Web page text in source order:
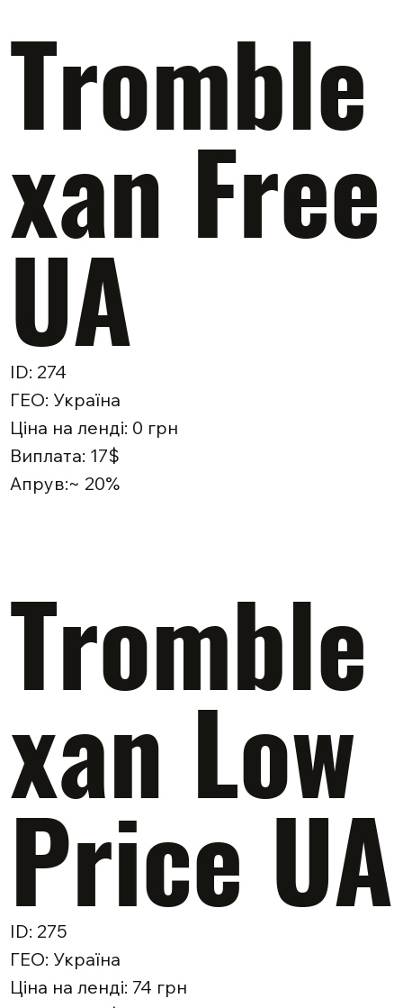
Tromble
xan Free
UA
ID: 274
ГЕО: Україна
Ціна на ленді: 0 грн
Виплата: 17$
Апрув:~ 20%
Tromble
xan Low
Price UA
ID: 275
ГЕО: Україна
Ціна на ленді: 74 грн